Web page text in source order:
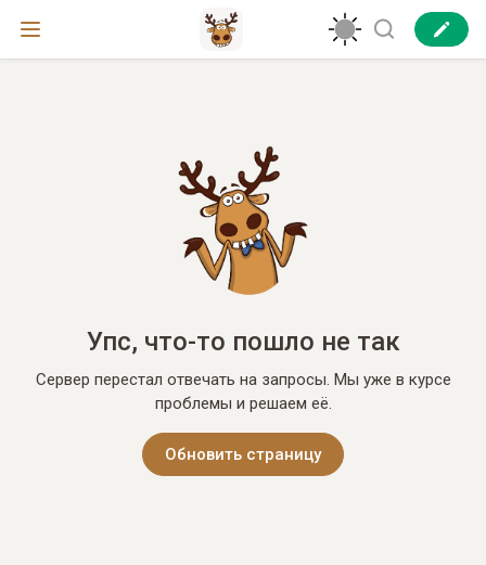
Упс, что-то пошло не так
Сервер перестал отвечать на запросы. Мы уже в курсе
проблемы и решаем её.
Обновить страницу